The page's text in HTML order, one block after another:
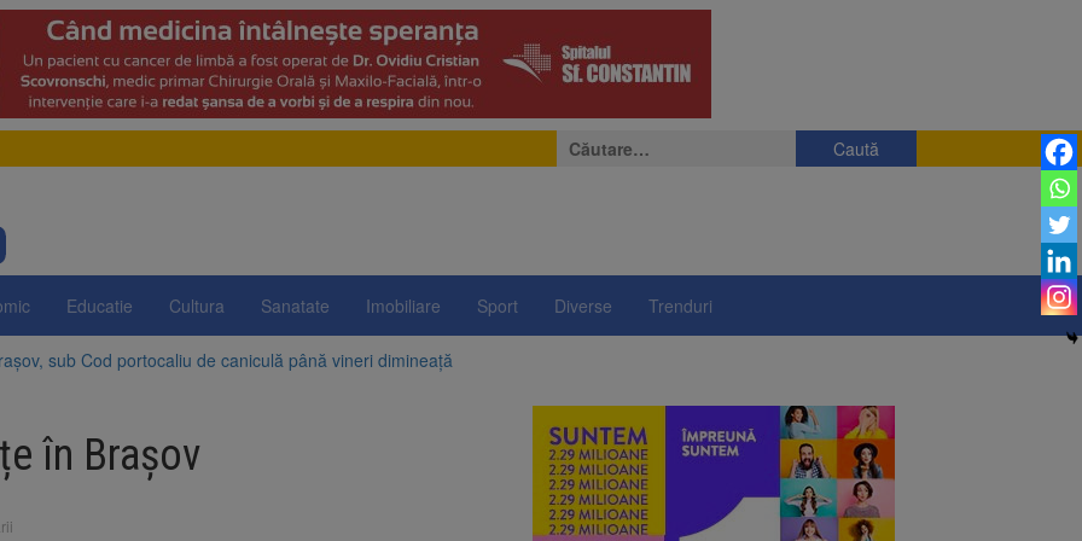
Caută
după:
Educatie Cultura Sanatate Imobiliare Sport Diverse Trenduri
sub Cod portocaliu de caniculă până vineri dimineață
#SigurantaOnline revine la Summer Well: cât de bine știu tinerii să se protejeze de
în Brașov